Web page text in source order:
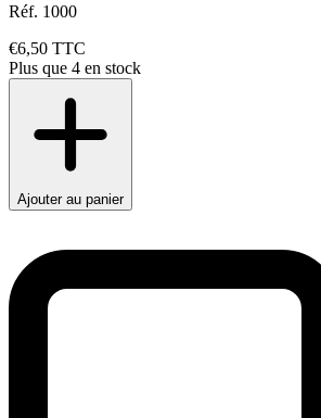
Réf. 1000
€6,50 TTC
Plus que 4 en stock
Ajouter au panier